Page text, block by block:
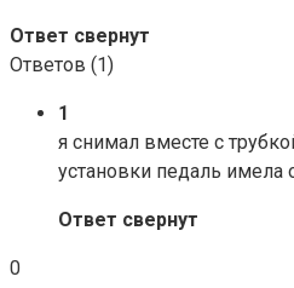
Ответ свернут
Ответов (1)
1
я снимал вместе с
установки педаль
Ответ свернут
0